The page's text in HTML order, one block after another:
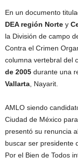
En un documento
DEA región Norte y
la División de campo
Contra el Crimen
columna vertebral del
de 2005 durante una
Vallarta , Nayarit.
AMLO siendo
Ciudad de México
presentó su renuncia
buscar ser presidente
Por el Bien de Todos